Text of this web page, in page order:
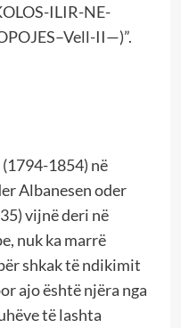
ILIR-NE-
II—)”.
1854) në
Albanesen oder
vijnë deri në
nuk ka marrë
shkak të ndikimit
ajo është njëra nga
të lashta